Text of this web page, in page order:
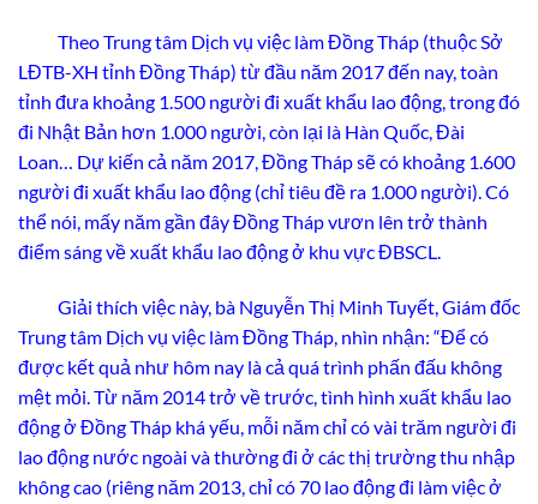
Theo Trung tâm Dịch vụ việc làm Đồng Tháp (thuộc Sở
LĐTB-XH tỉnh Đồng Tháp) từ đầu năm 2017 đến nay, toàn
tỉnh đưa khoảng 1.500 người đi xuất khẩu lao động, trong đó
đi Nhật Bản hơn 1.000 người, còn lại là Hàn Quốc, Đài
Loan… Dự kiến cả năm 2017, Đồng Tháp sẽ có khoảng 1.600
người đi xuất khẩu lao động (chỉ tiêu đề ra 1.000 người). Có
thể nói, mấy năm gần đây Đồng Tháp vươn lên trở thành
điểm sáng về xuất khẩu lao động ở khu vực ĐBSCL.
Giải thích việc này, bà Nguyễn Thị Minh Tuyết, Giám đốc
Trung tâm Dịch vụ việc làm Đồng Tháp, nhìn nhận: “Để có
được kết quả như hôm nay là cả quá trình phấn đấu không
mệt mỏi. Từ năm 2014 trở về trước, tình hình xuất khẩu lao
động ở Đồng Tháp khá yếu, mỗi năm chỉ có vài trăm người đi
lao động nước ngoài và thường đi ở các thị trường thu nhập
không cao (riêng năm 2013, chỉ có 70 lao động đi làm việc ở